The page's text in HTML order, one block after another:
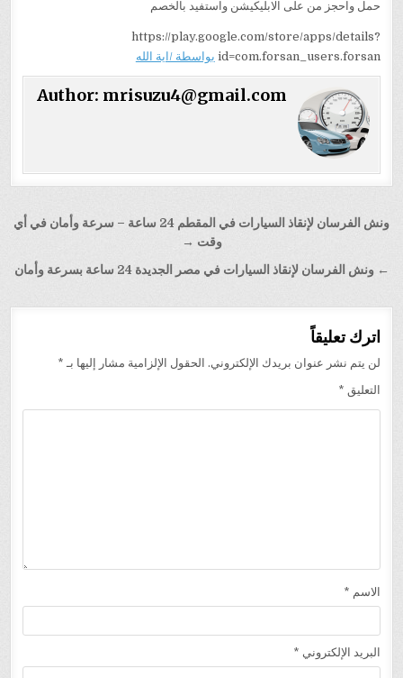
حمل واحجز من على الابليكيشن واستفيد بالخصم
https://play.google.com/store/apps/details?
id=com.forsan_users.forsan بواسطة /اية الله
Author: mrisuzu4@gmail.com
تصفّح
ونش الفرسان لإنقاذ السيارات في المقطم 24 ساعة – سرعة وأمان في أي
وقت →
← ونش الفرسان لإنقاذ السيارات في مصر الجديدة 24 ساعة بسرعة وأمان
اترك تعليقاً
لن يتم نشر عنوان بريدك الإلكتروني. الحقول الإلزامية مشار إليها بـ *
التعليق *
الاسم *
البريد الإلكتروني *